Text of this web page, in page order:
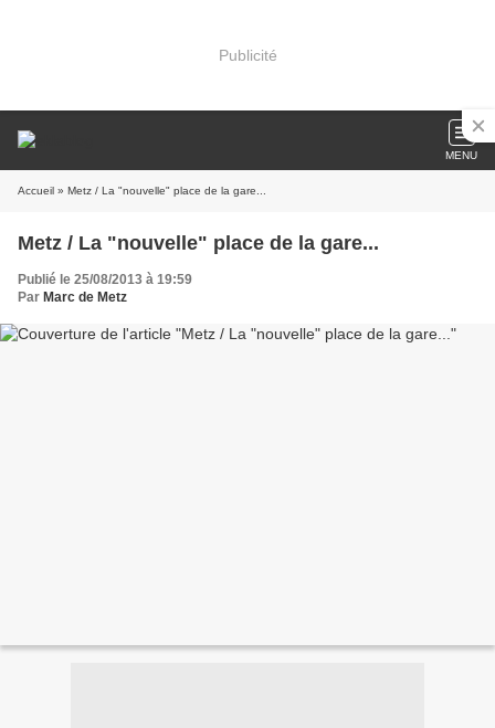
Publicité
MENU
Accueil » Metz / La "nouvelle" place de la gare...
Metz / La "nouvelle" place de la gare...
Publié le 25/08/2013 à 19:59
Par Marc de Metz